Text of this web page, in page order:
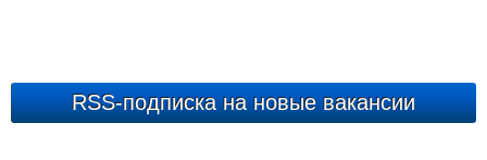
RSS-подписка на новые вакансии